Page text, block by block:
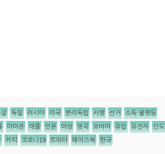
독일 러시아 미국 분리독립 서평 선거 소득 불평등
아마존 애플 언론 여성 영국 오바마 유럽 유전자 인도
커피 코로나19 트위터 페이스북 한국